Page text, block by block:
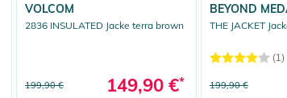
VOLCOM
2836 INSULATED Jacke terra brown
199,90 € 149,90 €*
BEYOND
THE JACKET
(1)
199,90 €